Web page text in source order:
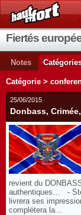
Fiertés
Notes
Catégorie >
25/06/2015
Donbass,
revient du
authentiques… -
livrera ses
complétera la...